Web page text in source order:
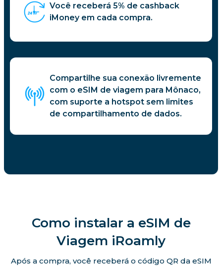
Você receberá 5% de cashback
iMoney em cada compra.
Compartilhe sua conexão livremente
com o eSIM de viagem para Mônaco,
com suporte a hotspot sem limites
de compartilhamento de dados.
Como instalar a eSIM de
Viagem iRoamly
Após a compra, você receberá o código QR da eSIM